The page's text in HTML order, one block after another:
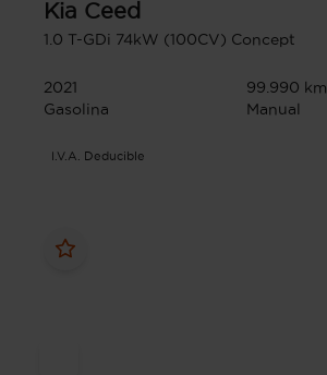
Kia Ceed
1.0 T-GDi 74kW (100CV) Concept
2021
99.990 km
Gasolina
Manual
I.V.A. Deducible